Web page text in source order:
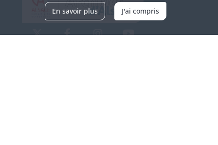
En savoir plus J'ai compris